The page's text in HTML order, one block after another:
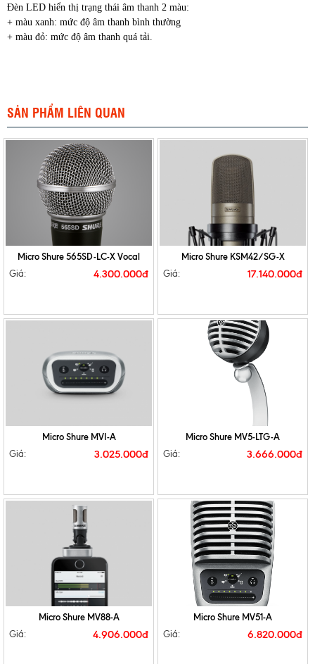
Đèn LED hiển thị trạng thái âm thanh 2 màu:
+ màu xanh: mức độ âm thanh bình thường
+ màu đỏ: mức độ âm thanh quá tải.
SẢN PHẨM LIÊN QUAN
Micro Shure 565SD-LC-X Vocal
Giá: 4.300.000đ
Micro Shure KSM42/SG-X
Giá: 17.140.000đ
Micro Shure MVI-A
Giá: 3.025.000đ
Micro Shure MV5-LTG-A
Giá: 3.666.000đ
Micro Shure MV88-A
Giá: 4.906.000đ
Micro Shure MV51-A
Giá: 6.820.000đ